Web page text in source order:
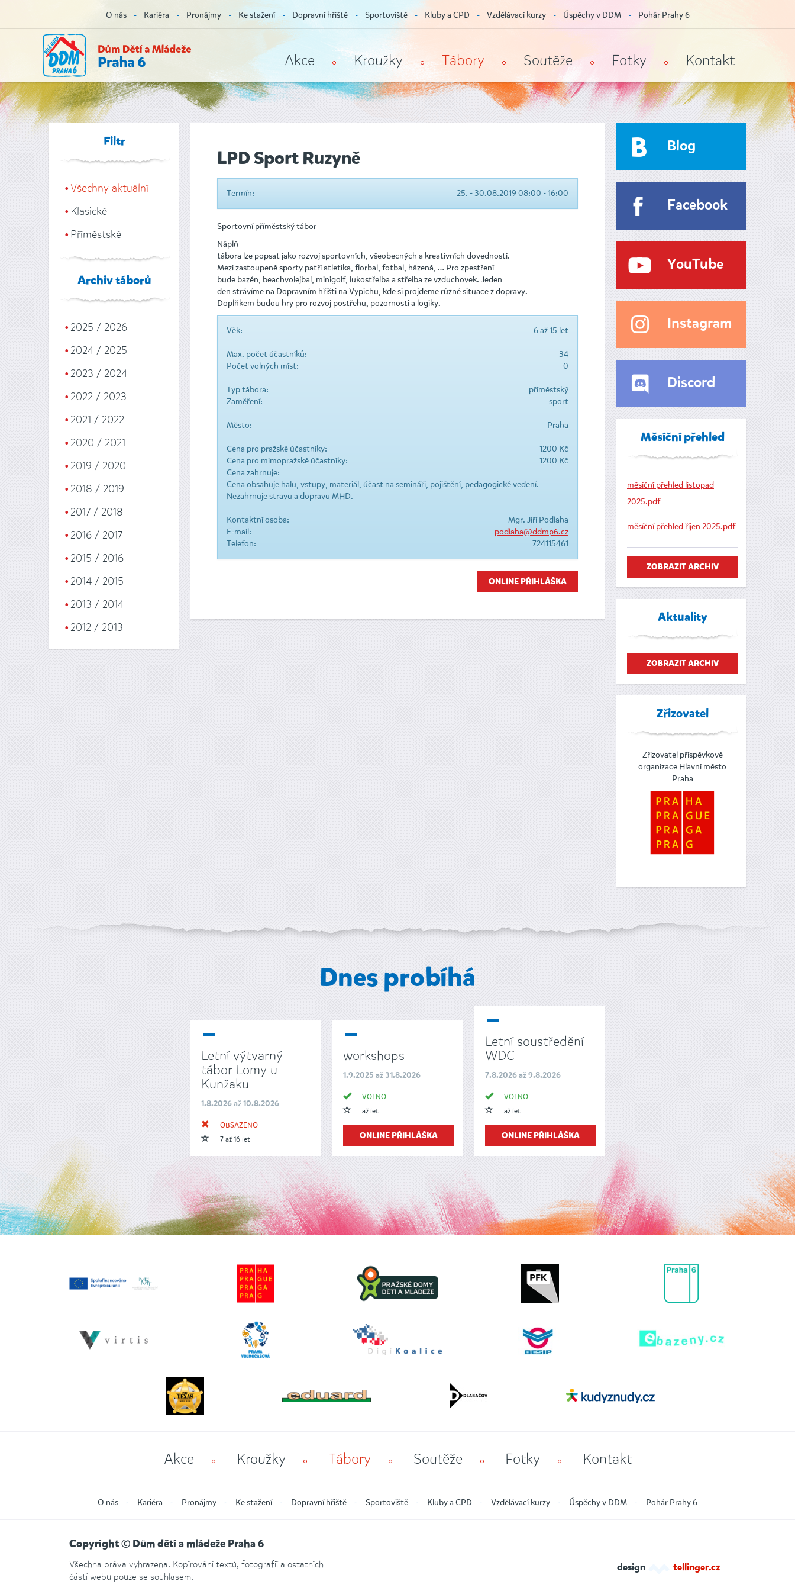
Akce Kroužky Tábory Soutěže Fotky Kontakt
O nás Kariéra Pronájmy Ke stažení Dopravní hřiště Sportoviště Kluby a CPD Vzdělávací kurzy Úspěchy v DDM Pohár Prahy 6
Filtr
Všechny aktuální
Klasické
Příměstské
Archiv táborů
2025 / 2026
2024 / 2025
2023 / 2024
2022 / 2023
2021 / 2022
2020 / 2021
2019 / 2020
2018 / 2019
2017 / 2018
2016 / 2017
2015 / 2016
2014 / 2015
2013 / 2014
2012 / 2013
LPD Sport Ruzyně
Termín: 25. - 30.08.2019 08:00 - 16:00
Sportovní příměstský tábor
Náplň
tábora lze popsat jako rozvoj sportovních, všeobecných a kreativních dovedností.
Mezi zastoupené sporty patří atletika, florbal, fotbal, házená, … Pro zpestření
bude bazén, beachvolejbal, minigolf, lukostřelba a střelba ze vzduchovek. Jeden
den strávíme na Dopravním hřišti na Vypichu, kde si projdeme různé situace z dopravy.
Doplňkem budou hry pro rozvoj postřehu, pozornosti a logiky.
Věk: 6 až 15 let
Max. počet účastníků:
34
Počet volných míst:
0
Typ tábora:
příměstský
Zaměření:
sport
Město: Praha
Cena pro pražské účastníky:
1200 Kč
Cena pro mimopražské účastníky:
1200 Kč
Cena zahrnuje:
Cena obsahuje halu, vstupy, materiál, účast na semináři, pojištění, pedagogické vedení.
Nezahrnuje stravu a dopravu MHD.
Kontaktní osoba:
Mgr. Jiří Podlaha
E-mail:
podlaha@ddmp6.cz
Telefon:
724115461
ONLINE PŘIHLÁŠKA
Blog
Facebook
YouTube
Instagram
Discord
Měsíční přehled
měsíční přehled listopad
2025.pdf
měsíční přehled říjen 2025.pdf
ZOBRAZIT ARCHIV
Aktuality
ZOBRAZIT ARCHIV
Zřizovatel
Zřizovatel příspěvkové
organizace Hlavní město
Praha
Dnes probíhá
Letní výtvarný
tábor Lomy u
Kunžaku
1.8.2026 až 10.8.2026
OBSAZENO
7 až 16 let
workshops
1.9.2025 až 31.8.2026
VOLNO
až let
ONLINE PŘIHLÁŠKA
Letní soustředění
WDC
7.8.2026 až 9.8.2026
VOLNO
až let
ONLINE PŘIHLÁŠKA
Akce Kroužky Tábory Soutěže Fotky Kontakt
O nás Kariéra Pronájmy Ke stažení Dopravní hřiště Sportoviště Kluby a CPD Vzdělávací kurzy Úspěchy v DDM Pohár Prahy 6
Copyright © Dům dětí a mládeže Praha 6
Všechna práva vyhrazena. Kopírování textů, fotografií a ostatních
částí webu pouze se souhlasem.
design tellinger.cz